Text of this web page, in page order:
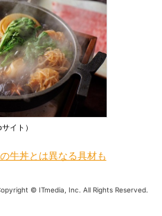
イト）
牛丼とは異なる具材も
© ITmedia, Inc. All Rights Reserved.